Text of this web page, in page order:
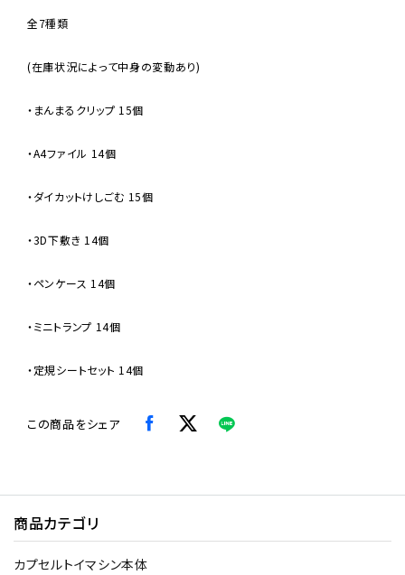
全7種類
(在庫状況によって中身の変動あり)
・まんまるクリップ 15個
・A4ファイル 14個
・ダイカットけしごむ 15個
・3D下敷き 14個
・ペンケース 14個
・ミニトランプ 14個
・定規シートセット 14個
この商品をシェア
商品カテゴリ
カプセルトイマシン本体